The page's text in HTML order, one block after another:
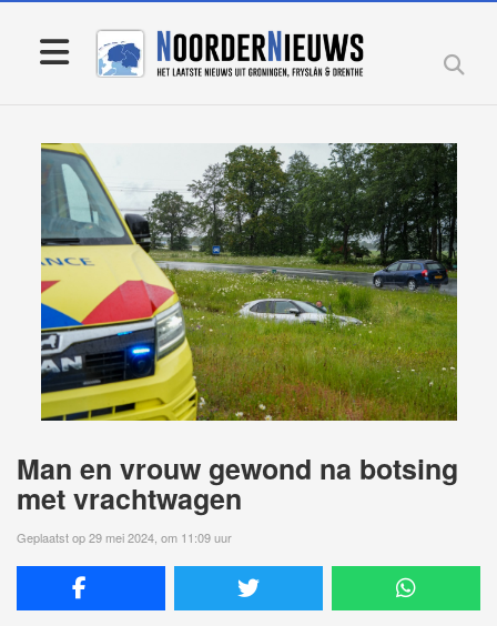
Man en vrouw gewond na botsing
met vrachtwagen
Geplaatst op 29 mei 2024, om 11:09 uur